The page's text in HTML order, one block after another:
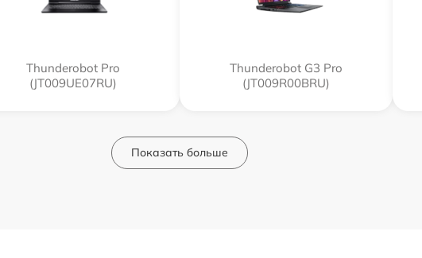
Thunderobot Pro
(JT009UE07RU)
Thunderobot G3 Pro
(JT009R00BRU)
Показать больше